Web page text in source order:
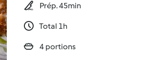
Prép. 45min
Total 1h
4 portions